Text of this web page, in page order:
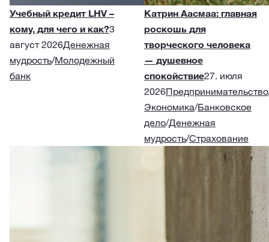
Учебный кредит LHV –
кому, для чего и как?3
август 2026Денежная
мудрость/Молодежный
банк
Катрин Аасмаа: главная
роскошь для
творческого человека
— душевное
спокойствие27. июля
2026Предпринимательство
Экономика/Банковское
дело/Денежная
мудрость/Страхование